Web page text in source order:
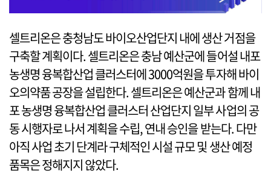
셀트리온은 충청남도 바이오산업단지 내에 생산 거점을
구축할 계획이다. 셀트리온은 충남 예산군에 들어설 내포
농생명 융복합산업 클러스터에 3000억원을 투자해 바이
오의약품 공장을 설립한다. 셀트리온은 예산군과 함께 내
포 농생명 융복합산업 클러스터 산업단지 일부 사업의 공
동 시행자로 나서 계획을 수립, 연내 승인을 받는다. 다만
아직 사업 초기 단계라 구체적인 시설 규모 및 생산 예정
품목은 정해지지 않았다.